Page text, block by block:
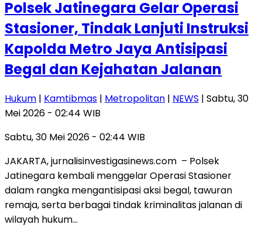
Polsek Jatinegara Gelar Operasi
Stasioner, Tindak Lanjuti Instruksi
Kapolda Metro Jaya Antisipasi
Begal dan Kejahatan Jalanan
Hukum | Kamtibmas | Metropolitan | NEWS | Sabtu, 30
Mei 2026 - 02:44 WIB
Sabtu, 30 Mei 2026 - 02:44 WIB
JAKARTA, jurnalisinvestigasinews.com – Polsek
Jatinegara kembali menggelar Operasi Stasioner
dalam rangka mengantisipasi aksi begal, tawuran
remaja, serta berbagai tindak kriminalitas jalanan di
wilayah hukum…